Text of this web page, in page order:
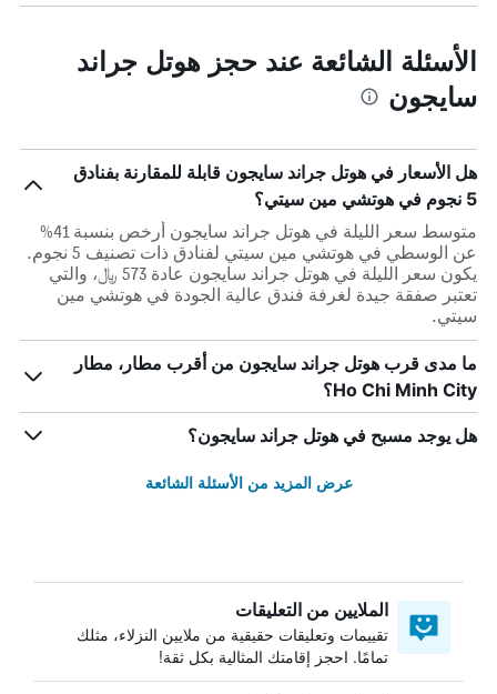
الأسئلة الشائعة عند حجز هوتل جراند
سايجون
هل الأسعار في هوتل جراند سايجون قابلة للمقارنة بفنادق
5 نجوم في هوتشي مين سيتي؟
متوسط سعر الليلة في هوتل جراند سايجون أرخص بنسبة 41%
عن الوسطي في هوتشي مين سيتي لفنادق ذات تصنيف 5 نجوم.
يكون سعر الليلة في هوتل جراند سايجون عادة 573 ﷼، والتي
تعتبر صفقة جيدة لغرفة فندق عالية الجودة في هوتشي مين
سيتي.
ما مدى قرب هوتل جراند سايجون من أقرب مطار، مطار
Ho Chi Minh City؟
هل يوجد مسبح في هوتل جراند سايجون؟
عرض المزيد من الأسئلة الشائعة
الملايين من التعليقات
تقييمات وتعليقات حقيقية من ملايين النزلاء، مثلك
تمامًا. احجز إقامتك المثالية بكل ثقة!